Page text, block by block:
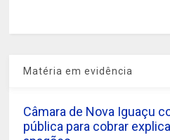
Matéria em evidência
Câmara de Nova Iguaçu
pública para cobrar